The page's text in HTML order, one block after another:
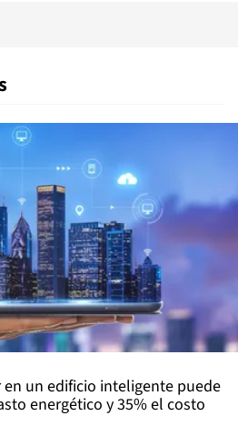
en un edificio inteligente puede
energético y 35% el costo